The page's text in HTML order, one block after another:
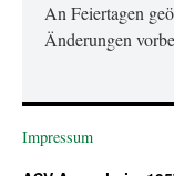
An Feiertagen
Änderungen
Impressum